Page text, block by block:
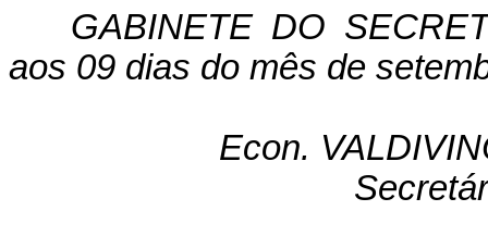
GABINETE DO
aos 09 dias do mês de
Econ.